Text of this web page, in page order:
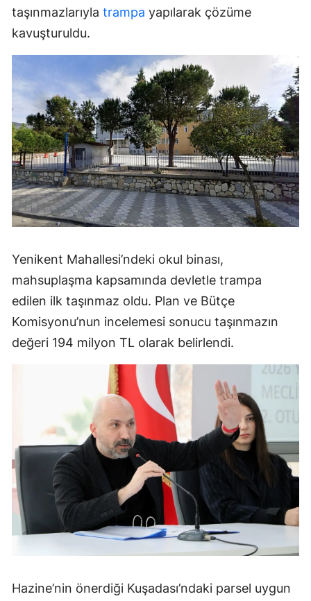
taşınmazlarıyla trampa yapılarak çözüme
kavuşturuldu.
Yenikent Mahallesi’ndeki okul binası,
mahsuplaşma kapsamında devletle trampa
edilen ilk taşınmaz oldu. Plan ve Bütçe
Komisyonu’nun incelemesi sonucu taşınmazın
değeri 194 milyon TL olarak belirlendi.
Hazine’nin önerdiği Kuşadası’ndaki parsel uygun